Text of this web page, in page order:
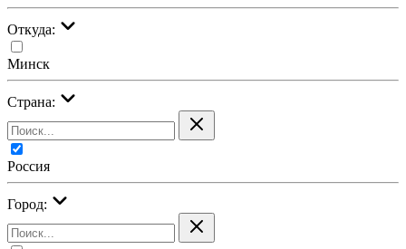
Откуда:
Минск
Страна:
Россия
Город: